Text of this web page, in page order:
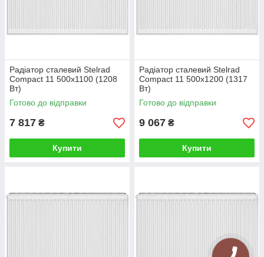
Радіатор сталевий Stelrad
Compact 11 500x1100 (1208
Вт)
Готово до відправки
7 817 ₴
Купити
Радіатор сталевий Stelrad
Compact 11 500x1200 (1317
Вт)
Готово до відправки
9 067 ₴
Купити